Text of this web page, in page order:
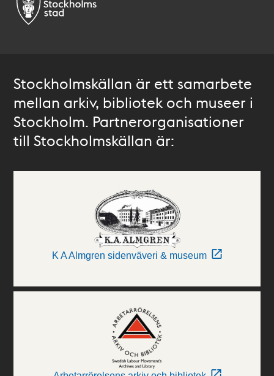
Stockholmskällan är ett samarbete
mellan arkiv, bibliotek och museer i
Stockholm. Partnerorganisationer
till Stockholmskällan är:
K A Almgren sidenväveri & museum